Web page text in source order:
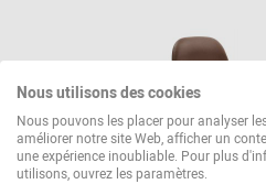
Nous utilisons des cookies
Nous pouvons les placer pour analyser
améliorer notre site Web, afficher un
une expérience inoubliable. Pour plus
utilisons, ouvrez les paramètres.